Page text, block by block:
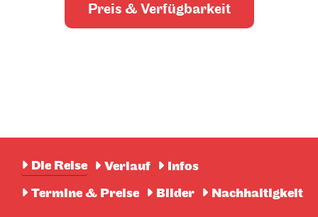
Preis & Verfügbarkeit
Die Reise Verlauf
Infos
Termine & Preise
Bilder Nachhaltigkeit